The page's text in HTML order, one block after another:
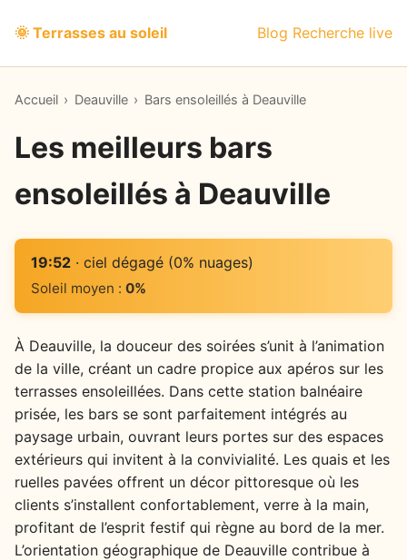
🌞 Terrasses au soleil Blog Recherche live
Accueil › Deauville › Bars ensoleillés à Deauville
Les meilleurs bars
ensoleillés à Deauville
19:52· ciel dégagé (0% nuages)
Soleil moyen : 0%
À Deauville, la douceur des soirées s’unit à l’animation
de la ville, créant un cadre propice aux apéros sur les
terrasses ensoleillées. Dans cette station balnéaire
prisée, les bars se sont parfaitement intégrés au
paysage urbain, ouvrant leurs portes sur des espaces
extérieurs qui invitent à la convivialité. Les quais et les
ruelles pavées offrent un décor pittoresque où les
clients s’installent confortablement, verre à la main,
profitant de l’esprit festif qui règne au bord de la mer.
L’orientation géographique de Deauville contribue à